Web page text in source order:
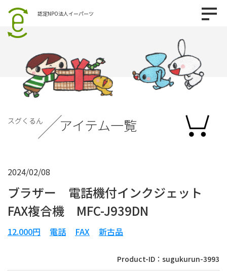
認定NPO法人イーパーツ
スグくるん アイテム一覧
2024/02/08
ブラザー 電話機付インクジェット
FAX複合機 MFC-J939DN
12.000円 電話 FAX 新古品
Product-ID：sugukurun-3993